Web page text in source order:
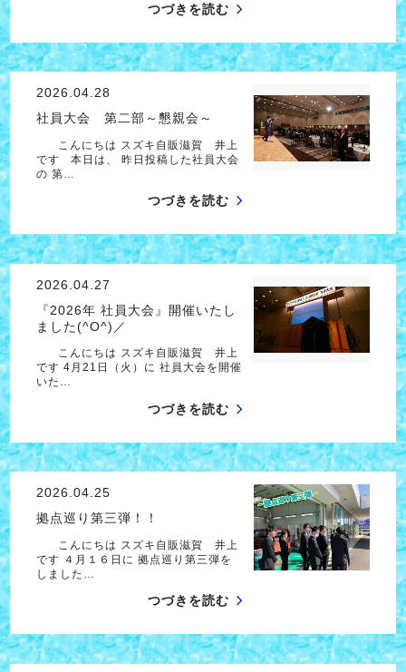
つづきを読む
2026.04.28
社員大会 第二部～懇親会～
こんにちは スズキ自販滋賀 井上
です 本日は、 昨日投稿した社員大会
の 第…
つづきを読む
2026.04.27
『2026年 社員大会』開催いたし
ました(^O^)／
こんにちは スズキ自販滋賀 井上
です 4月21日（火）に 社員大会を開催
いた…
つづきを読む
2026.04.25
拠点巡り第三弾！！
こんにちは スズキ自販滋賀 井上
です ４月１６日に 拠点巡り第三弾を
しました…
つづきを読む